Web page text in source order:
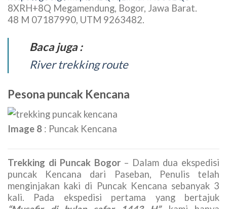
Pangrango di selatannya dan di baratanya adalah
Gunung Salak, dari puncak Kencana akan terlihat
pemandangan kota yang berada dalam kawasan
Puncak Kencana berada pada ketinggian 1803 m
dpl terletak di Kecamatan Megamendung,
Kabupaten Bogor, Propinsi Jawa Barat.
Peta dan Koordinat GPS:
8XRH+8Q Megamendung, Bogor, Jawa Barat.
48 M 07187990, UTM 9263482.
Baca juga :